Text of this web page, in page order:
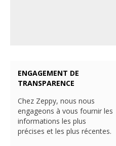
ENGAGEMENT DE
TRANSPARENCE
Chez Zeppy, nous nous
engageons à vous fournir les
informations les plus
précises et les plus récentes.